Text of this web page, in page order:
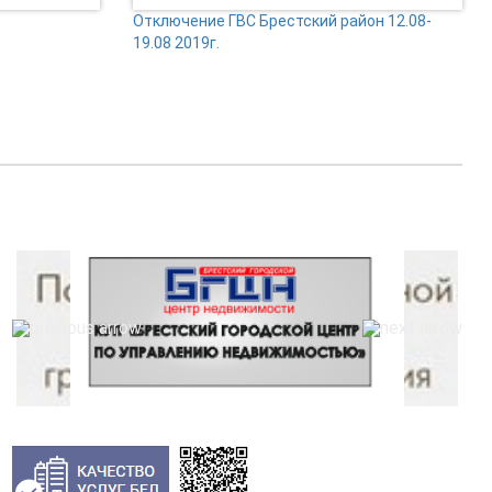
Отключение ГВС Брестский район 12.08-
19.08 2019г.